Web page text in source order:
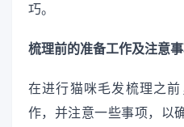
巧。
梳理前的准备工作及注意
在进行猫咪毛发梳理之
作，并注意一些事项，以